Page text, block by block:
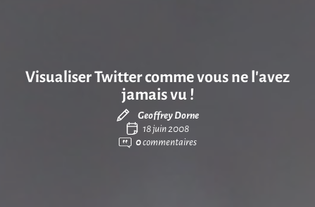
Visualiser Twitter comme vous ne l’avez
jamais vu !
Geoffrey Dorne
18 juin 2008
0commentaires